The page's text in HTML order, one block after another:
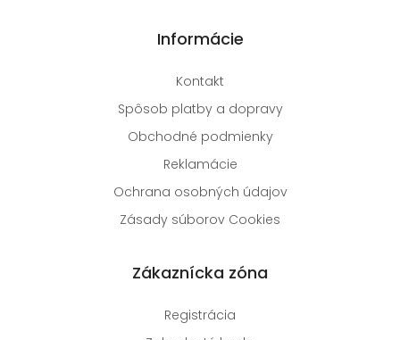
Informácie
Kontakt
Spôsob platby a dopravy
Obchodné podmienky
Reklamácie
Ochrana osobných údajov
Zásady súborov Cookies
Zákaznícka zóna
Registrácia